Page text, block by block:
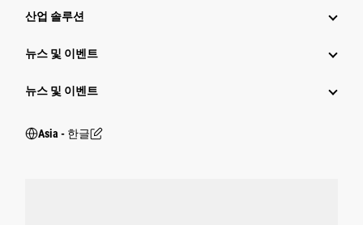
산업 솔루션
뉴스 및 이벤트
뉴스 및 이벤트
Asia - 한글